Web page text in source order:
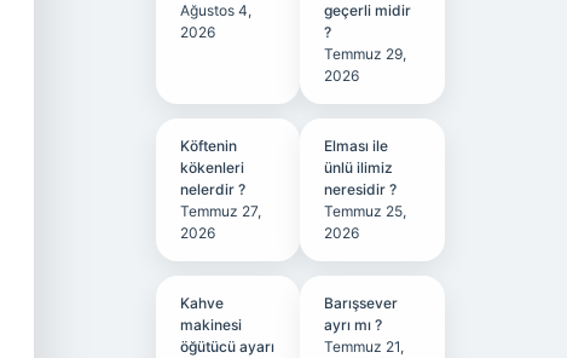
Ağustos 4,
2026
geçerli midir
?
Temmuz 29,
2026
Köftenin
kökenleri
nelerdir ?
Temmuz 27,
2026
Elması ile
ünlü ilimiz
neresidir ?
Temmuz 25,
2026
Kahve
makinesi
öğütücü ayarı
Barışsever
ayrı mı ?
Temmuz 21,